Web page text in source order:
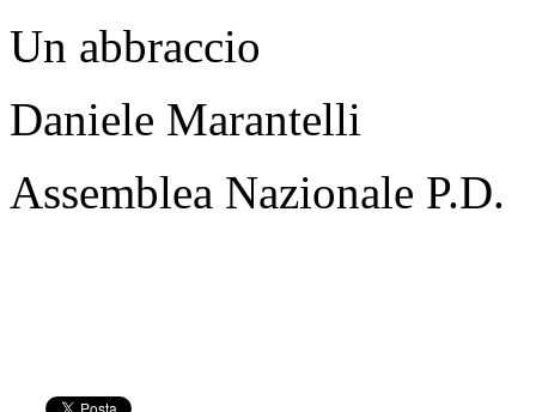
Un abbraccio
Daniele Marantelli
Assemblea Nazionale P.D.